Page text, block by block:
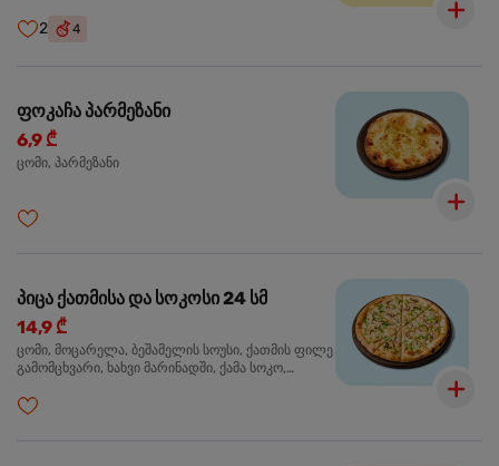
2 4
ფოკაჩა პარმეზანი
6,9 ₾
ცომი, პარმეზანი
პიცა ქათმისა და სოკოსი 24 სმ
14,9 ₾
ცომი, მოცარელა, ბეშამელის სოუსი, ქათმის ფილე
გამომცხვარი, ხახვი მარინადში, ქამა სოკო,